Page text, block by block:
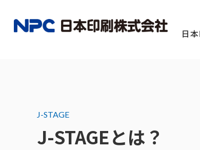
日
定期刊行物
団体様向け
J-STAGE
J-STAGEとは？